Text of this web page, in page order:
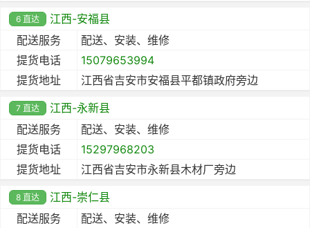
6 直达
江西-安福县
配送服务
配送、安装、维修
提货电话
15079653994
提货地址
江西省吉安市安福县平都镇政府旁边
7 直达
江西-永新县
配送服务
配送、安装、维修
提货电话
15297968203
提货地址
江西省吉安市永新县木材厂旁边
8 直达
江西-崇仁县
配送服务
配送、安装、维修